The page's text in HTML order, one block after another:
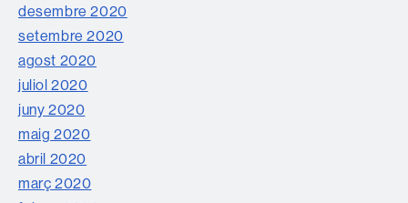
desembre 2020
setembre 2020
agost 2020
juliol 2020
juny 2020
maig 2020
abril 2020
març 2020